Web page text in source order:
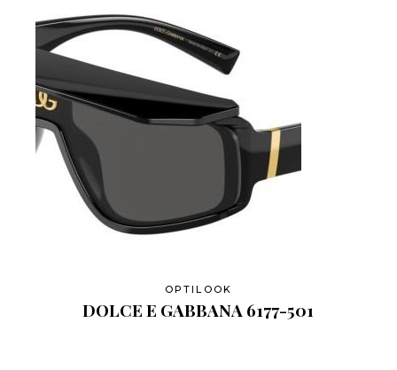
OPTILOOK
DOLCE E GABBANA 6177-501